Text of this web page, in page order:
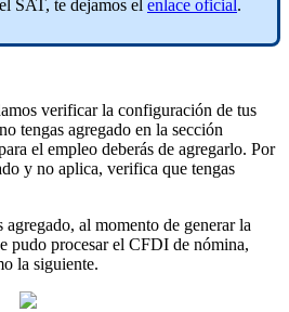
SAT, te dejamos el enlace oficial.
verificar la configuración de tus
no tengas agregado en la sección
el empleo deberás de agregarlo. Por
y no aplica, verifica que tengas
agregado, al momento de generar la
pudo procesar el CFDI de nómina,
la siguiente.